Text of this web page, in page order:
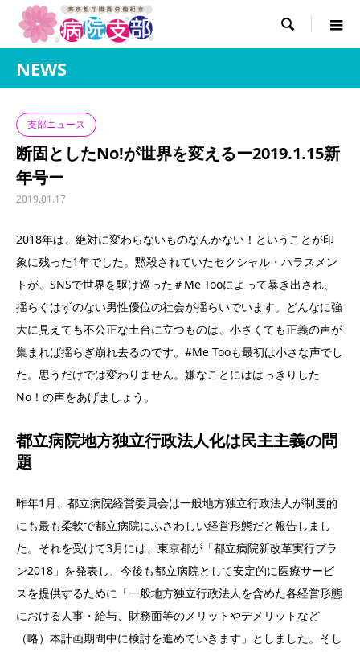

NEWS
支部ニュース
断固としたNo!が世界を変えるー2019.1.15新
年号ー
2019.01.17
2018年は、絶対に変わらないものなんかない！ということが印
象に残った1年でした。黙殺されていたセクシャル・ハラスメン
トが、SNSで世界を駆け巡った＃Me Tooによって暴き出され、
揺らぐはずのない男性優位の社会が揺らいでいます。どんなに強
大に見えても不公正な土台に立つものは、小さくても正義の声が
集まれば揺らぎ崩れ去るのです。#Me Tooも最初は小さな声でし
た。思うだけでは変わりません。嫌なことにははっきりした
No！の声をあげましょう。
都立病院地方独立行政法人化は民主主義の問
題
昨年1月、都立病院経営委員会は一般地方独立行政法人が制度的
にも最も柔軟で都立病院にふさわしい経営形態だと報告しまし
た。それを受けて3月には、東京都が「都立病院新改革実行プラ
ン2018」を発表し、今後も都立病院として安定的に医療サービ
スを提供するために「一般地方独立行政法人を含めた各経営形態
における人事・給与、財務面等のメリットやデメリットなど
（略）本計画期間中に検討を進めていきます」としました。そし